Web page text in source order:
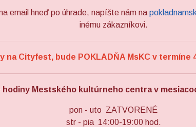
email hneď po úhrade, napíšte nám na
inému zákazníkovi.
na Cityfest, bude POKLADŇA MsKC v termíne
Mestského kultúrneho centra v
pon - uto ZATVORENÉ
str - pia 14:00-19:00 hod.